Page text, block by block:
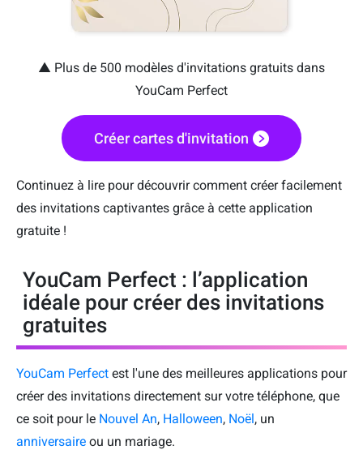
▲ Plus de 500 modèles d'invitations gratuits dans
YouCam Perfect
Créer cartes d'invitation
Continuez à lire pour découvrir comment créer facilement
des invitations captivantes grâce à cette application
gratuite !
YouCam Perfect : l’application
idéale pour créer des invitations
gratuites
YouCam Perfect est l'une des meilleures applications pour
créer des invitations directement sur votre téléphone, que
ce soit pour le Nouvel An, Halloween, Noël , un
anniversaire ou un mariage.